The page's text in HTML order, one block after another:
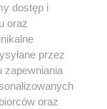
sposób (w
polu
w Internecie
lub
prawa, tzn.
i może być ścigane
dostęp i
oraz
przez
zapewniania
oraz